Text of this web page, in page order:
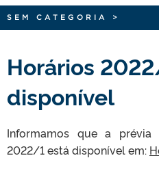
SEM CATEGORIA >
Horários
disponível
Informamos que a
2022/1 está disponível em: